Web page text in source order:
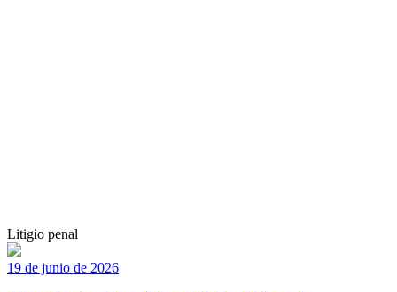
Litigio penal
19 de junio de 2026